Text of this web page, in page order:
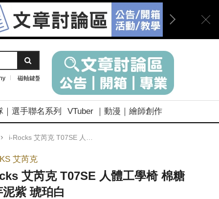
磁軸鍵盤
｜選手聯名系列 VTuber ｜動漫｜繪師創作
i-Rocks 艾芮克 T07SE 人體工學椅 棉糖粉 芋泥紫 琥珀白
艾芮克
艾芮克 T07SE 人體工學椅 棉糖
紫 琥珀白